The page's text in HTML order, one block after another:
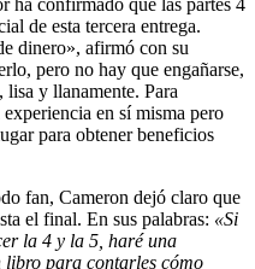
ha confirmado que las partes 4
de esta tercera entrega.
dinero», afirmó con su
pero no hay que engañarse,
lisa y llanamente. Para
en sí misma pero
para obtener beneficios
fan, Cameron dejó claro que
el final. En sus palabras: «Si
la 4 y la 5, haré una
libro para contarles cómo